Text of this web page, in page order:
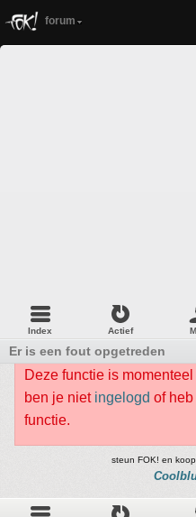
forum
Index Actief
Er is een fout opgetreden
Deze functie is
ben je niet ingelogd of
functie.
steun FOK! en